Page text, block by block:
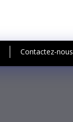
Contactez-nous